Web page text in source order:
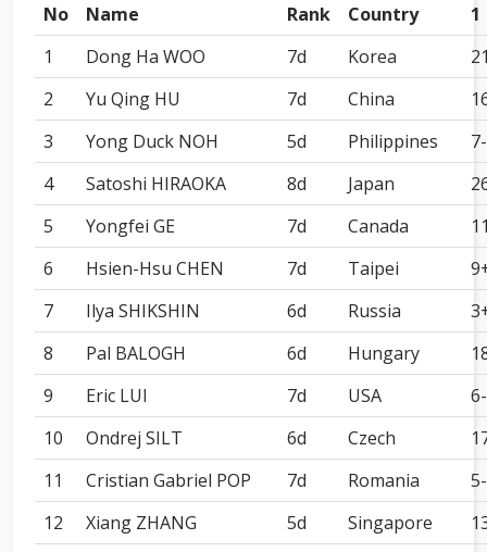
No Name Rank Country
1
1
Dong Ha WOO 7d Korea
2
Yu Qing HU 7d China
3
Yong Duck NOH 5d Philippines
7-
4
Satoshi HIRAOKA 8d Japan
5
Yongfei GE 7d Canada
6
Hsien-Hsu CHEN 7d Taipei
7
Ilya SHIKSHIN 6d Russia
8
Pal BALOGH 6d Hungary
9
Eric LUI 7d USA
6-
10
Ondrej SILT 6d Czech
11
Cristian Gabriel POP 7d Romania
5-
12
Xiang ZHANG 5d Singapore